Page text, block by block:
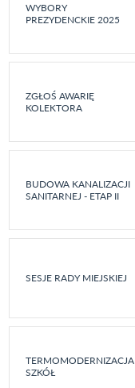
WYBORY
PREZYDENCKIE 2025
ZGŁOŚ AWARIĘ
KOLEKTORA
BUDOWA KANALIZACJI
SANITARNEJ - ETAP II
SESJE RADY MIEJSKIEJ
TERMOMODERNIZACJA
SZKÓŁ